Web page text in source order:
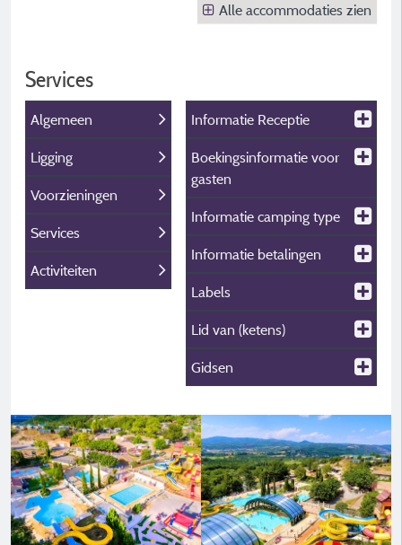
Alle accommodaties zien
Services
Algemeen
Ligging
Voorzieningen
Services
Activiteiten
Informatie Receptie
Boekingsinformatie voor
gasten
Informatie camping type
Informatie betalingen
Labels
Lid van (ketens)
Gidsen